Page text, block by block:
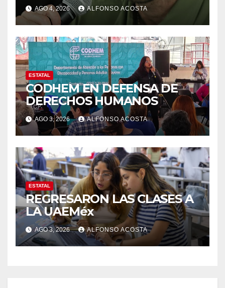
AGO 4, 2026 ALFONSO ACOSTA
ESTATAL
CODHEM EN DEFENSA DE
DERECHOS HUMANOS
AGO 3, 2026 ALFONSO ACOSTA
ESTATAL
REGRESARON LAS CLASES A
LA UAEMéx
AGO 3, 2026 ALFONSO ACOSTA